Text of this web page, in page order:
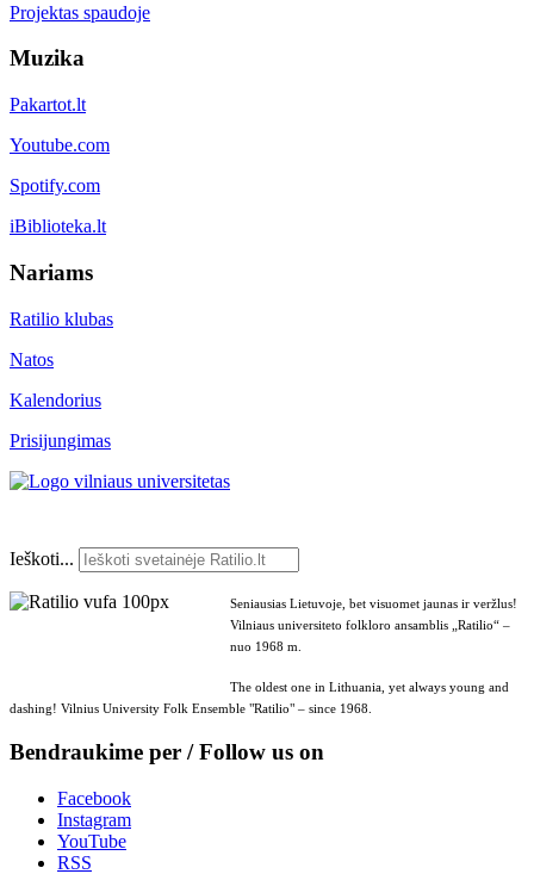
Projektas spaudoje
Muzika
Pakartot.lt
Youtube.com
Spotify.com
iBiblioteka.lt
Nariams
Ratilio klubas
Natos
Kalendorius
Prisijungimas
Ieškoti...
Seniausias Lietuvoje, bet visuomet jaunas ir veržlus!
Vilniaus universiteto folkloro ansamblis „Ratilio“ –
nuo 1968 m.
The oldest one in Lithuania, yet always young and
dashing! Vilnius University Folk Ensemble "Ratilio" – since 1968.
Bendraukime per / Follow us on
Facebook
Instagram
YouTube
RSS